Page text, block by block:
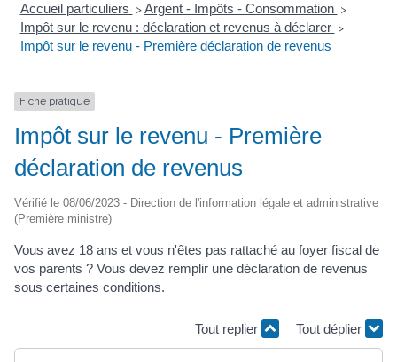
Accueil particuliers > Argent - Impôts - Consommation >
Impôt sur le revenu : déclaration et revenus à déclarer >
Impôt sur le revenu - Première déclaration de revenus
Fiche pratique
Impôt sur le revenu - Première
déclaration de revenus
Vérifié le 08/06/2023 - Direction de l'information légale et administrative
(Première ministre)
Vous avez 18 ans et vous n'êtes pas rattaché au foyer fiscal de
vos parents ? Vous devez remplir une déclaration de revenus
sous certaines conditions.
Tout replier Tout déplier